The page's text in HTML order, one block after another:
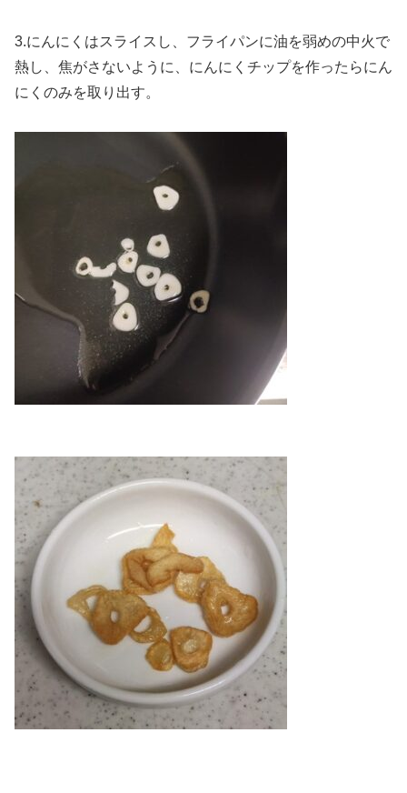
3.にんにくはスライスし、フライパンに油を弱めの中火で
熱し、焦がさないように、にんにくチップを作ったらにん
にくのみを取り出す。